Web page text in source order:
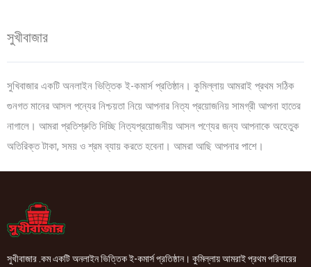
সুখীবাজার
সুখিবাজার একটি অনলাইন ভিত্তিক ই-কমার্স প্রতিষ্ঠান। কুমিল্লায় আমরাই প্রথম সঠিক
গুনগত মানের আসল পন্যের নিশ্চয়তা নিয়ে আপনার নিত্য প্রয়োজনিয় সামগ্রী আপনা হাতের
নাগালে। আমরা প্রতিশ্রুতি দিচ্ছি নিত্যপ্রয়োজনীয় আসল পণ্যের জন্য আপনাকে অহেতুক
অতিরিক্ত টাকা, সময় ও শ্রম ব্যায় করতে হবেনা। আমরা আছি আপনার পাশে।
সুখীবাজার .কম একটি অনলাইন ভিত্তিক ই-কমার্স প্রতিষ্ঠান। কুমিল্লায় আমরাই প্রথম পরিবারের